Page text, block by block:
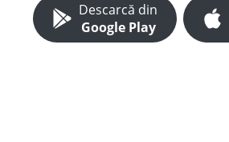
Descarcă din
Google Play